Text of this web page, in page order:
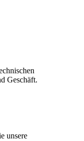
Geschäft.
unsere